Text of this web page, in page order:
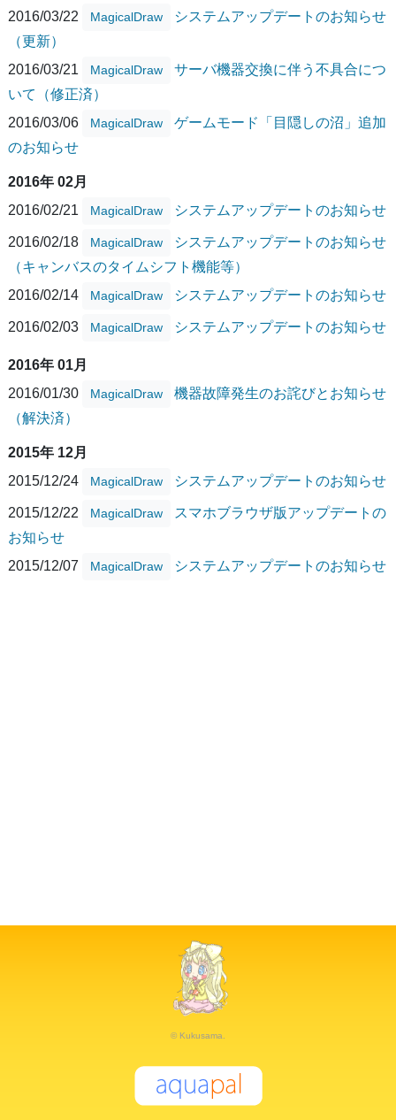
2016/03/22 MagicalDraw
システムアップデートのお知らせ
（更新）
2016/03/21
MagicalDraw
サーバ機器交換に伴う不具合につ
いて（修正済）
2016/03/06
MagicalDraw
ゲームモード「目隠しの沼」追加
のお知らせ
2016年 02月
2016/02/21
MagicalDraw システムアップデートのお知らせ
2016/02/18 MagicalDraw
システムアップデートのお知らせ
（キャンバスのタイムシフト機能等）
2016/02/14
MagicalDraw システムアップデートのお知らせ
2016/02/03 MagicalDraw システムアップデートのお知らせ
2016年 01月
2016/01/30
MagicalDraw
機器故障発生のお詫びとお知らせ
（解決済）
2015年 12月
2015/12/24
MagicalDraw システムアップデートのお知らせ
2015/12/22 MagicalDraw
スマホブラウザ版アップデートの
お知らせ
2015/12/07
MagicalDraw システムアップデートのお知らせ
© Kukusama.